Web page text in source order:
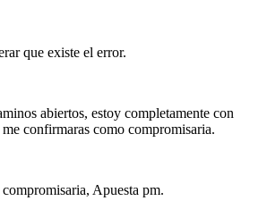
que existe el error.
abiertos, estoy completamente con
confirmaras como compromisaria.
Apuesta pm.